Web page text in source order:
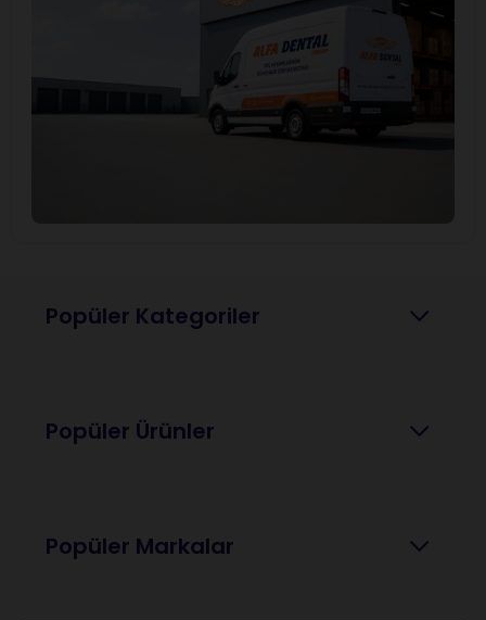
Popüler Kategoriler
Popüler Ürünler
Popüler Markalar